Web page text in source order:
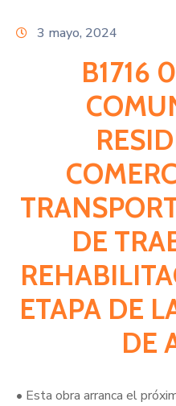
3 mayo, 2024
B1716
DE
ETAPA DE
DE
• Esta obra arranca el